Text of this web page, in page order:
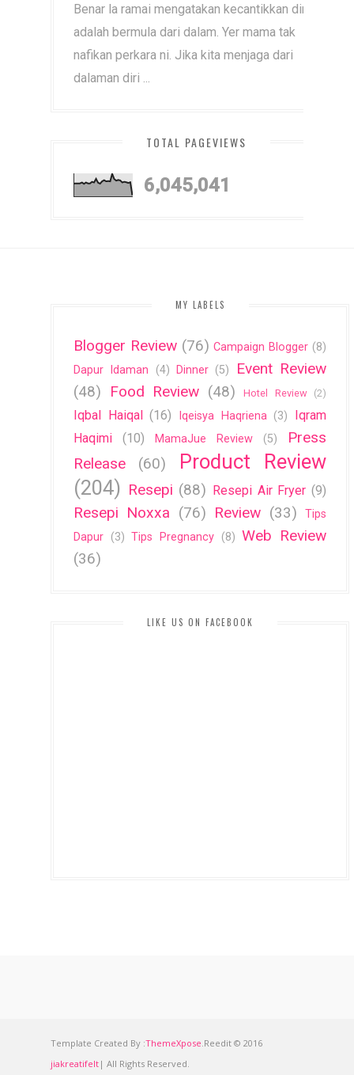
Benar la ramai mengatakan kecantikkan diri
adalah bermula dari dalam. Yer mama tak
nafikan perkara ni. Jika kita menjaga dari
dalaman diri ...
TOTAL PAGEVIEWS
6,045,041
MY LABELS
Blogger Review (76) Campaign Blogger (8)
Dapur Idaman
(4) Dinner (5)
Event Review
(48)
Food Review (48) Hotel Review (2)
Iqbal Haiqal (16) Iqeisya Haqriena (3)
Iqram
Haqimi
(10) MamaJue Review (5)
Press
Release
(60)
Product Review
(204) Resepi (88) Resepi Air Fryer (9)
Resepi Noxxa (76) Review (33)
Tips
Dapur (3) Tips Pregnancy (8) Web Review
(36)
LIKE US ON FACEBOOK
Template Created By :ThemeXpose .Reedit © 2016
jiakreatifelt | All Rights Reserved.